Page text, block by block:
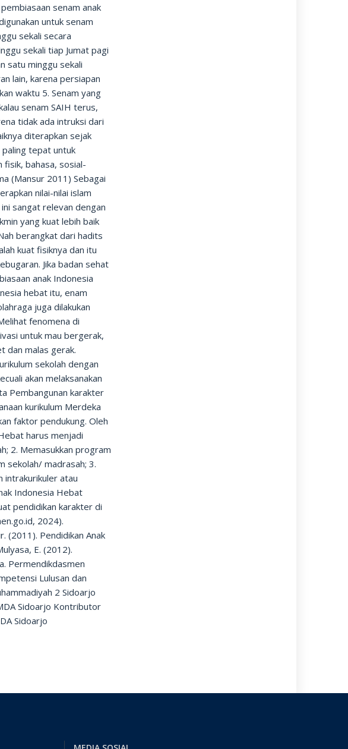
senam anak
untuk senam
sekali secara
sekali tiap Jumat pagi
satu minggu sekali
lain, karena persiapan
waktu 5. Senam yang
senam SAIH terus,
tidak ada intruksi dari
diterapkan sejak
paling tepat untuk
fisik, bahasa, sosial-
(Mansur 2011) Sebagai
nilai-nilai islam
sangat relevan dengan
yang kuat lebih baik
berangkat dari hadits
kuat fisiknya dan itu
Jika badan sehat
anak Indonesia
hebat itu, enam
juga dilakukan
fenomena di
untuk mau bergerak,
dan malas gerak.
sekolah dengan
akan melaksanakan
Pembangunan karakter
kurikulum Merdeka
faktor pendukung. Oleh
harus menjadi
2. Memasukkan program
sekolah/ madrasah; 3.
intrakurikuler atau
Indonesia Hebat
pendidikan karakter di
2024).
(2011). Pendidikan Anak
E. (2012).
Permendikdasmen
Lulusan dan
2 Sidoarjo
Sidoarjo Kontributor
Sidoarjo